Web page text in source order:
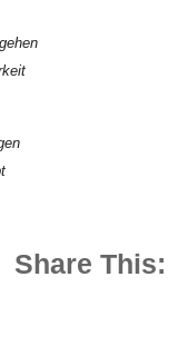
Share This: